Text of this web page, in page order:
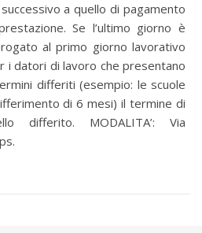
a quello di pagamento
Se l’ultimo giorno è
al primo giorno lavorativo
i datori di lavoro che presentano
differiti (esempio: le scuole
di 6 mesi) il termine di
differito. MODALITA’: Via